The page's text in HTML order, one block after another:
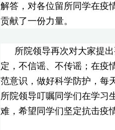
解答，对各位留所同学在疫
贡献了一份力量。
所院领导再次对大家提
定，不信谣、不传谣；在疫
范意识，做好科学防护，每
所院领导叮嘱同学们在学习
难，希望同学们坚定抗击疫